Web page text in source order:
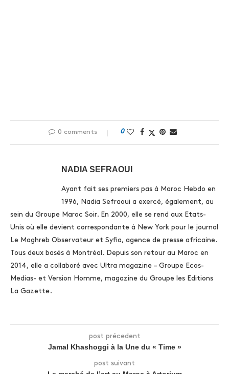
0 comments 0
NADIA SEFRAOUI
Ayant fait ses premiers pas à Maroc Hebdo en
1996, Nadia Sefraoui a exercé, également, au
sein du Groupe Maroc Soir. En 2000, elle se rend aux Etats-
Unis où elle devient correspondante à New York pour le journal
Le Maghreb Observateur et Syfia, agence de presse africaine.
Tous deux basés à Montréal. Depuis son retour au Maroc en
2014, elle a collaboré avec Ultra magazine – Groupe Ecos-
Medias- et Version Homme, magazine du Groupe les Editions
La Gazette.
post précedent
Jamal Khashoggi à la Une du « Time »
post suivant